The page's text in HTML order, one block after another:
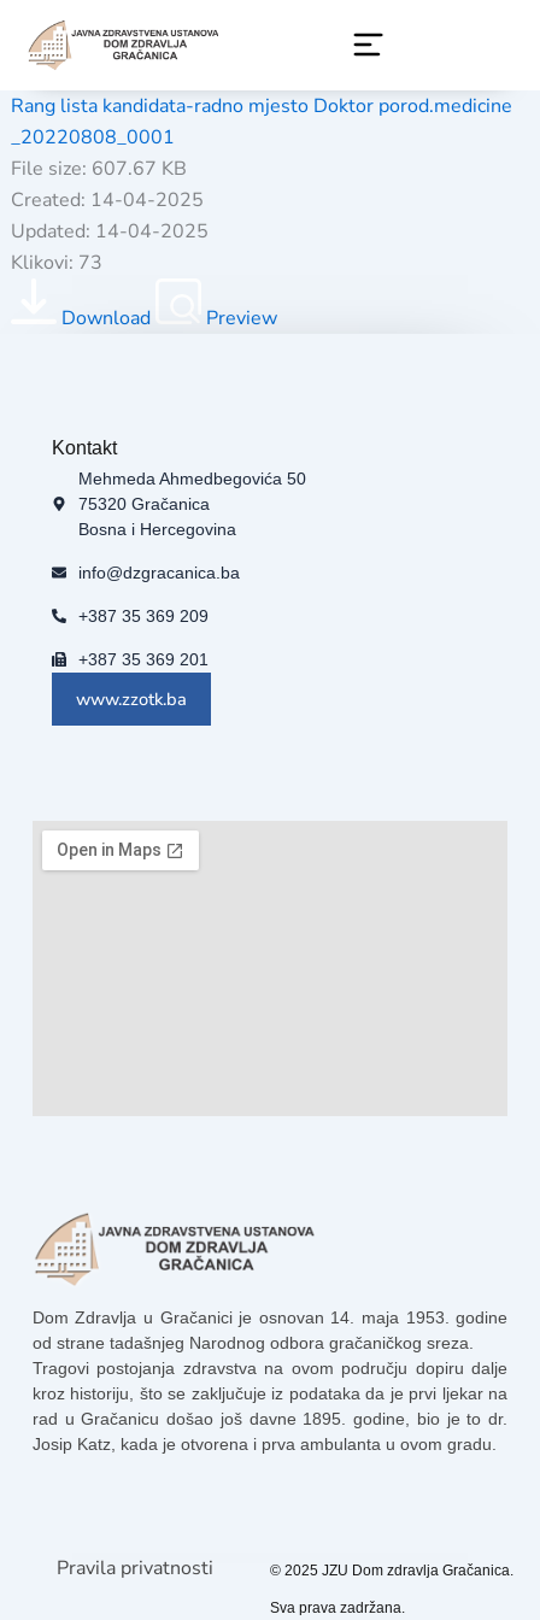
content
Rang lista kandidata-radno mjesto Doktor porod.medicine
_20220808_0001
File size: 607.67 KB
Created: 14-04-2025
Updated: 14-04-2025
Klikovi: 73
Download Preview
Dom Zdravlja u Gračanici je osnovan 14. maja 1953. godine
od strane tadašnjeg Narodnog odbora gračaničkog sreza.
Tragovi postojanja zdravstva na ovom području dopiru dalje
kroz historiju, što se zaključuje iz podataka da je prvi ljekar na
rad u Gračanicu došao još davne 1895. godine, bio je to dr.
Josip Katz, kada je otvorena i prva ambulanta u ovom gradu.
Kontakt
Mehmeda Ahmedbegovića 50
75320 Gračanica
Bosna i Hercegovina
info@dzgracanica.ba
+387 35 369 209
+387 35 369 201
www.zzotk.ba
Pravila privatnosti © 2025 JZU Dom zdravlja Gračanica.
Sva prava zadržana.